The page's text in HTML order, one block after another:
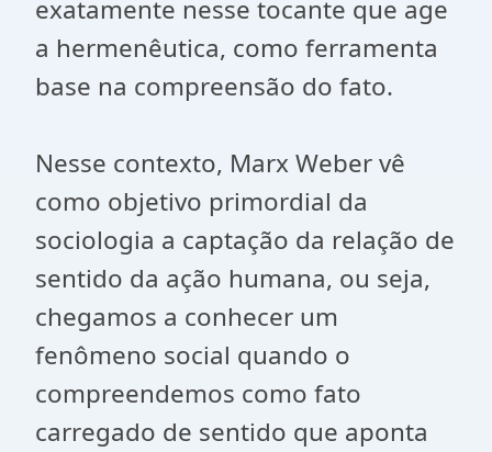
exatamente nesse tocante que age
a hermenêutica, como ferramenta
base na compreensão do fato.
Nesse contexto, Marx Weber vê
como objetivo primordial da
sociologia a captação da relação de
sentido da ação humana, ou seja,
chegamos a conhecer um
fenômeno social quando o
compreendemos como fato
carregado de sentido que aponta